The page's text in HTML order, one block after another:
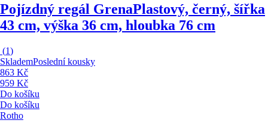
Pojízdný regál GrenaPlastový, černý, šířka
43 cm, výška 36 cm, hloubka 76 cm
(1)
SklademPoslední kousky
863 Kč
959 Kč
Do košíku
Do košíku
Rotho